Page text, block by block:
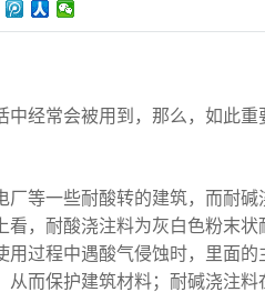
经常会被用到，那么，如此重
等一些耐酸转的建筑，而耐碱
，耐酸浇注料为灰白色粉末状
过程中遇酸气侵蚀时，里面的
而保护建筑材料；耐碱浇注料